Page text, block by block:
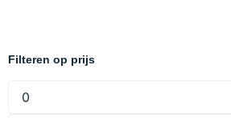
Filteren op prijs